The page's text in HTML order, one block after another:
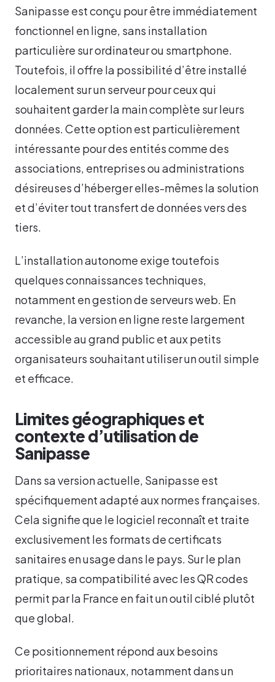
Sanipasse est conçu pour être immédiatement
fonctionnel en ligne, sans installation
particulière sur ordinateur ou smartphone.
Toutefois, il offre la possibilité d’être installé
localement sur un serveur pour ceux qui
souhaitent garder la main complète sur leurs
données. Cette option est particulièrement
intéressante pour des entités comme des
associations, entreprises ou administrations
désireuses d’héberger elles-mêmes la solution
et d’éviter tout transfert de données vers des
tiers.
L’installation autonome exige toutefois
quelques connaissances techniques,
notamment en gestion de serveurs web. En
revanche, la version en ligne reste largement
accessible au grand public et aux petits
organisateurs souhaitant utiliser un outil simple
et efficace.
Limites géographiques et
contexte d’utilisation de
Sanipasse
Dans sa version actuelle, Sanipasse est
spécifiquement adapté aux normes françaises.
Cela signifie que le logiciel reconnaît et traite
exclusivement les formats de certificats
sanitaires en usage dans le pays. Sur le plan
pratique, sa compatibilité avec les QR codes
permit par la France en fait un outil ciblé plutôt
que global.
Ce positionnement répond aux besoins
prioritaires nationaux, notamment dans un